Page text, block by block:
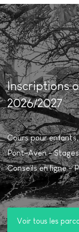
Inscriptions
2026/2027
Cours pour
Pont-Aven -
Conseils en ligne -
Voir tous les